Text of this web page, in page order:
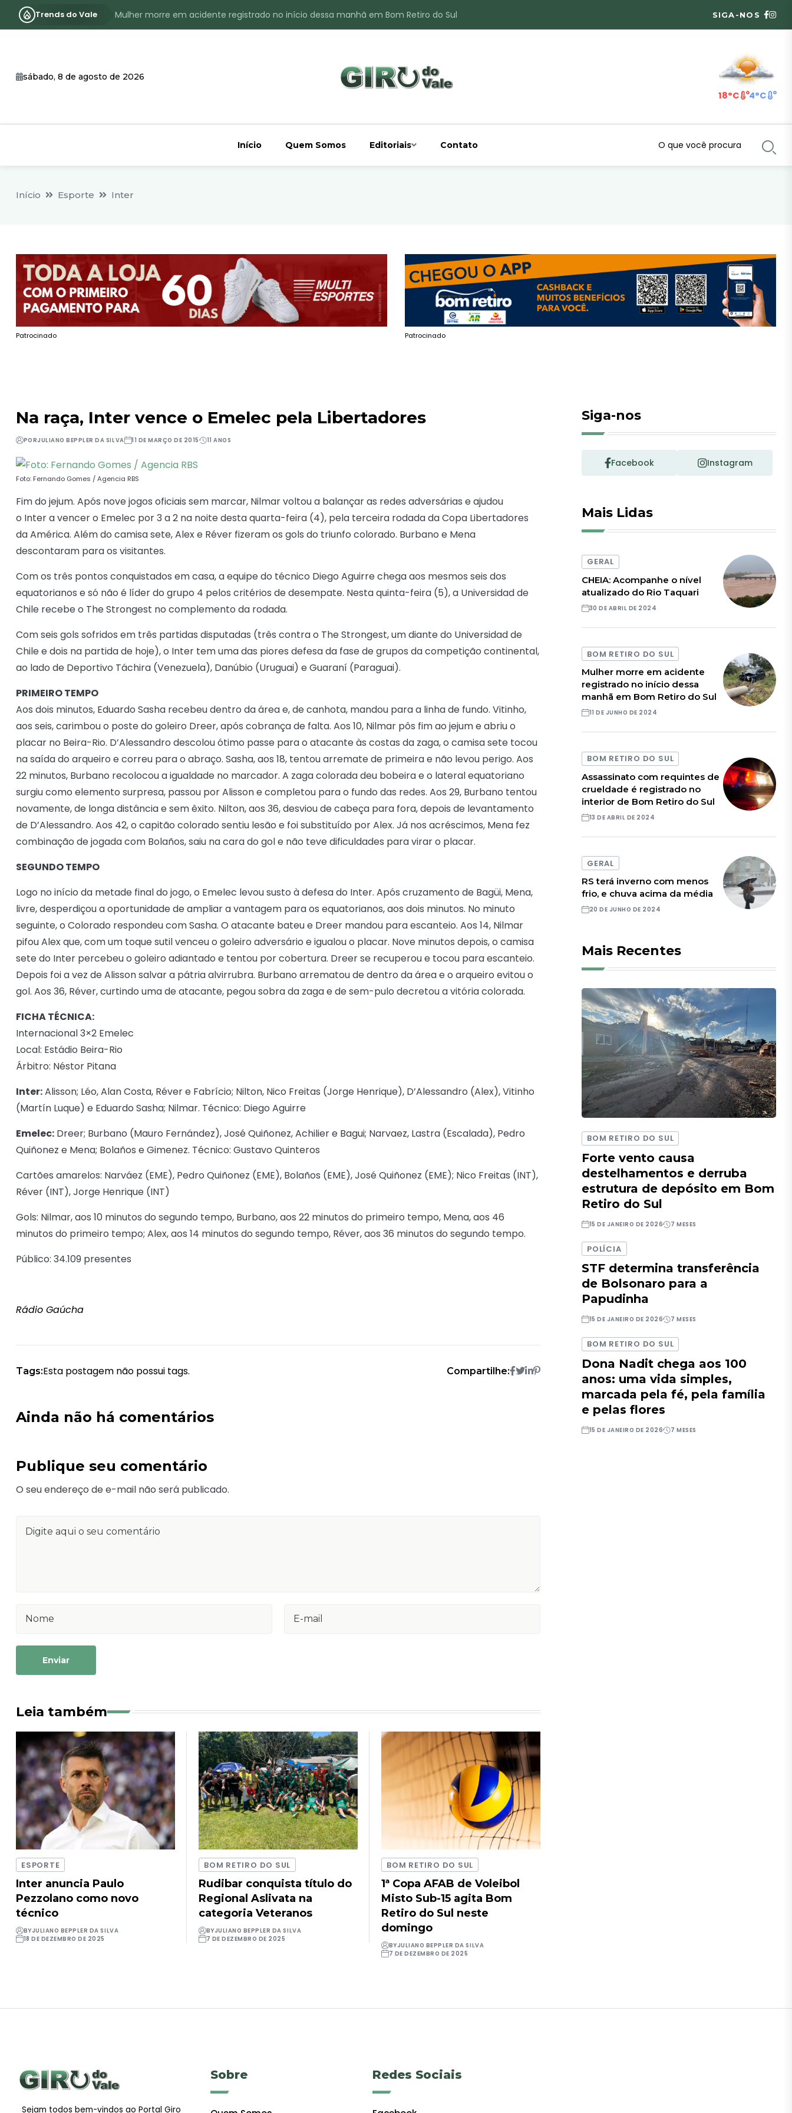
Trends do Vale
Mulher morre em acidente registrado no início dessa manhã em Bom Retiro do Sul
Identificado o jovem assassinado no interior de Bom Retiro do Sul
SIGA-NOS
sábado, 8 de agosto de 2026
18°C 4°C
Início Quem Somos Editoriais Contato
Início Esporte Inter
Patrocinado Patrocinado
Na raça, Inter vence o Emelec pela Libertadores
PORJULIANO BEPPLER DA SILVA 11 DE MARÇO DE 2015 11 ANOS
Foto: Fernando Gomes / Agencia RBS
Fim do jejum. Após nove jogos oficiais sem marcar, Nilmar voltou a balançar as redes adversárias e ajudou
o Inter a vencer o Emelec por 3 a 2 na noite desta quarta-feira (4), pela terceira rodada da Copa Libertadores
da América. Além do camisa sete, Alex e Réver fizeram os gols do triunfo colorado. Burbano e Mena
descontaram para os visitantes.
Com os três pontos conquistados em casa, a equipe do técnico Diego Aguirre chega aos mesmos seis dos
equatorianos e só não é líder do grupo 4 pelos critérios de desempate. Nesta quinta-feira (5), a Universidad de
Chile recebe o The Strongest no complemento da rodada.
Com seis gols sofridos em três partidas disputadas (três contra o The Strongest, um diante do Universidad de
Chile e dois na partida de hoje), o Inter tem uma das piores defesa da fase de grupos da competição continental,
ao lado de Deportivo Táchira (Venezuela), Danúbio (Uruguai) e Guaraní (Paraguai).
PRIMEIRO TEMPO
Aos dois minutos, Eduardo Sasha recebeu dentro da área e, de canhota, mandou para a linha de fundo. Vitinho,
aos seis, carimbou o poste do goleiro Dreer, após cobrança de falta. Aos 10, Nilmar pôs fim ao jejum e abriu o
placar no Beira-Rio. D’Alessandro descolou ótimo passe para o atacante às costas da zaga, o camisa sete tocou
na saída do arqueiro e correu para o abraço. Sasha, aos 18, tentou arremate de primeira e não levou perigo. Aos
22 minutos, Burbano recolocou a igualdade no marcador. A zaga colorada deu bobeira e o lateral equatoriano
surgiu como elemento surpresa, passou por Alisson e completou para o fundo das redes. Aos 29, Burbano tentou
novamente, de longa distância e sem êxito. Nilton, aos 36, desviou de cabeça para fora, depois de levantamento
de D’Alessandro. Aos 42, o capitão colorado sentiu lesão e foi substituído por Alex. Já nos acréscimos, Mena fez
combinação de jogada com Bolaños, saiu na cara do gol e não teve dificuldades para virar o placar.
SEGUNDO TEMPO
Logo no início da metade final do jogo, o Emelec levou susto à defesa do Inter. Após cruzamento de Bagüi, Mena,
livre, desperdiçou a oportunidade de ampliar a vantagem para os equatorianos, aos dois minutos. No minuto
seguinte, o Colorado respondeu com Sasha. O atacante bateu e Dreer mandou para escanteio. Aos 14, Nilmar
pifou Alex que, com um toque sutil venceu o goleiro adversário e igualou o placar. Nove minutos depois, o camisa
sete do Inter percebeu o goleiro adiantado e tentou por cobertura. Dreer se recuperou e tocou para escanteio.
Depois foi a vez de Alisson salvar a pátria alvirrubra. Burbano arrematou de dentro da área e o arqueiro evitou o
gol. Aos 36, Réver, curtindo uma de atacante, pegou sobra da zaga e de sem-pulo decretou a vitória colorada.
FICHA TÉCNICA:
Internacional 3×2 Emelec
Local: Estádio Beira-Rio
Árbitro: Néstor Pitana
Inter:Alisson; Léo, Alan Costa, Réver e Fabrício; Nilton, Nico Freitas (Jorge Henrique), D’Alessandro (Alex), Vitinho
(Martín Luque) e Eduardo Sasha; Nilmar. Técnico: Diego Aguirre
Emelec: Dreer; Burbano (Mauro Fernández), José Quiñonez, Achilier e Bagui; Narvaez, Lastra (Escalada), Pedro
Quiñonez e Mena; Bolaños e Gimenez. Técnico: Gustavo Quinteros
Cartões amarelos: Narváez (EME), Pedro Quiñonez (EME), Bolaños (EME), José Quiñonez (EME); Nico Freitas (INT),
Réver (INT), Jorge Henrique (INT)
Gols: Nilmar, aos 10 minutos do segundo tempo, Burbano, aos 22 minutos do primeiro tempo, Mena, aos 46
minutos do primeiro tempo; Alex, aos 14 minutos do segundo tempo, Réver, aos 36 minutos do segundo tempo.
Público: 34.109 presentes
Rádio Gaúcha
Tags:Esta postagem não possui tags. Compartilhe:
Ainda não há comentários
Publique seu comentário
O seu endereço de e-mail não será publicado.
Enviar
Leia também
ESPORTE
Inter anuncia Paulo
Pezzolano como novo
técnico
BYJULIANO BEPPLER DA SILVA
18 DE DEZEMBRO DE 2025
BOM RETIRO DO SUL
Rudibar conquista título do
Regional Aslivata na
categoria Veteranos
BYJULIANO BEPPLER DA SILVA
7 DE DEZEMBRO DE 2025
BOM RETIRO DO SUL
1ª Copa AFAB de Voleibol
Misto Sub-15 agita Bom
Retiro do Sul neste
domingo
BYJULIANO BEPPLER DA SILVA
7 DE DEZEMBRO DE 2025
Siga-nos
Facebook Instagram
Mais Lidas
GERAL
CHEIA: Acompanhe o nível
atualizado do Rio Taquari
30 DE ABRIL DE 2024
BOM RETIRO DO SUL
Mulher morre em acidente
registrado no início dessa
manhã em Bom Retiro do Sul
11 DE JUNHO DE 2024
BOM RETIRO DO SUL
Assassinato com requintes de
crueldade é registrado no
interior de Bom Retiro do Sul
13 DE ABRIL DE 2024
GERAL
RS terá inverno com menos
frio, e chuva acima da média
20 DE JUNHO DE 2024
Mais Recentes
BOM RETIRO DO SUL
Forte vento causa
destelhamentos e derruba
estrutura de depósito em Bom
Retiro do Sul
15 DE JANEIRO DE 2026 7 MESES
POLÍCIA
STF determina transferência
de Bolsonaro para a
Papudinha
15 DE JANEIRO DE 2026 7 MESES
BOM RETIRO DO SUL
Dona Nadit chega aos 100
anos: uma vida simples,
marcada pela fé, pela família
e pelas flores
15 DE JANEIRO DE 2026 7 MESES
Sejam todos bem-vindos ao Portal Giro
Sobre Redes Sociais